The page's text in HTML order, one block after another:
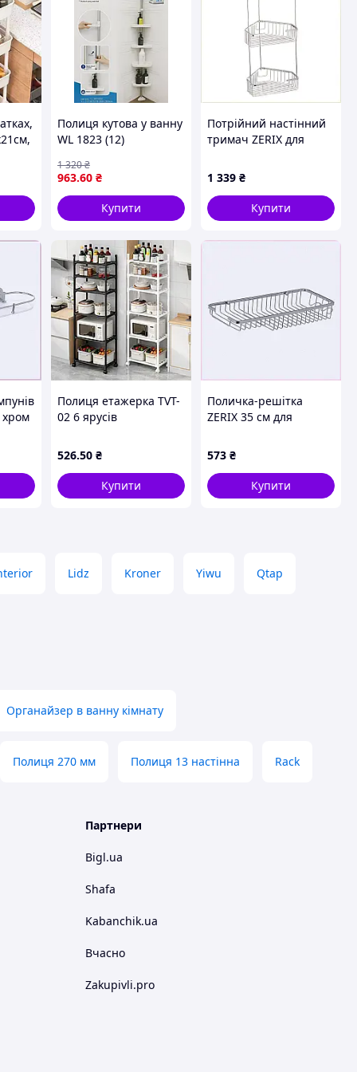
Полиця кутова у ванну
WL 1823 (12)
963.60 ₴
1 320₴
Купити
Потрійний настінний
тримач ZERIX для
1 339 ₴
Купити
хром
Полиця етажерка TVT-
02 6 ярусів
526.50 ₴
Купити
Поличка-решітка
ZERIX 35 см для
573 ₴
Купити
Lidz Kroner Yiwu Qtap
Органайзер в ванну кімнату
Полиця 270 мм Полиця 13 настінна Rack
Партнери
Bigl.ua
Shafa
Kabanchik.ua
Вчасно
Zakupivli.pro